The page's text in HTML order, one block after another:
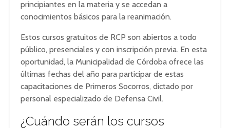
principiantes en la materia y se accedan a
conocimientos básicos para la reanimación.
Estos cursos gratuitos de RCP son abiertos a todo
público, presenciales y con inscripción previa. En esta
oportunidad, la Municipalidad de Córdoba ofrece las
últimas fechas del año para participar de estas
capacitaciones de Primeros Socorros, dictado por
personal especializado de Defensa Civil.
¿Cuándo serán los cursos